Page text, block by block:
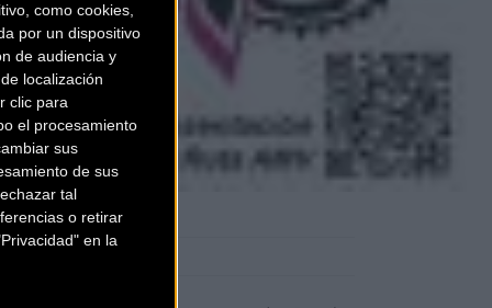
como cookies,
por un dispositivo
de audiencia y
localización
clic para
el procesamiento
sus
de sus
tal
o retirar
en la